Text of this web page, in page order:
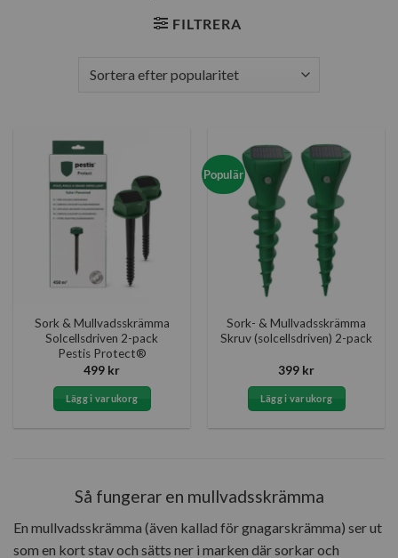
FILTRERA
Sork & Mullvadsskrämma
Solcellsdriven 2-pack
Pestis Protect®
499 kr
Lägg i varukorg
Populär
Sork- & Mullvadsskrämma
Skruv (solcellsdriven) 2-pack
399 kr
Lägg i varukorg
Så fungerar en mullvadsskrämma
En mullvadsskrämma (även kallad för gnagarskrämma) ser ut
som en kort stav och sätts ner i marken där sorkar och